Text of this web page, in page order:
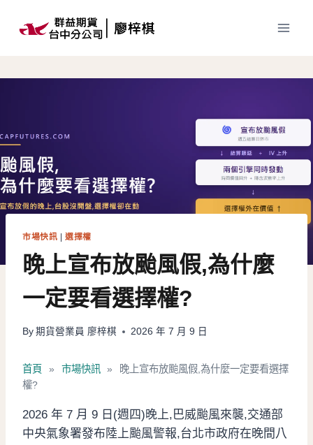
市場快訊 |選擇權
晚上宣布放颱風假,為什麼
一定要看選擇權?
By 期貨營業員 廖梓棋 2026 年 7 月 9 日
首頁 » 市場快訊 »
晚上宣布放颱風假,為什麼一定要看選擇
權?
2026 年 7 月 9 日(週四)晚上,巴威颱風來襲,交通部
中央氣象署發布陸上颱風警報,台北市政府在晚間八